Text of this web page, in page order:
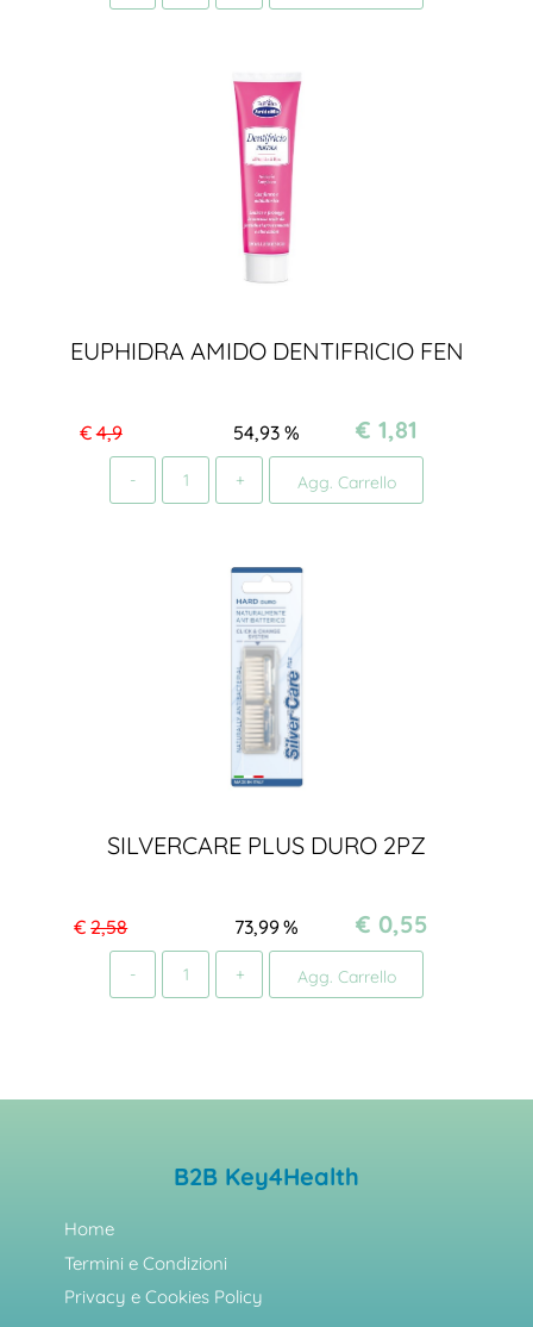
EUPHIDRA AMIDO DENTIFRICIO FEN
€4,9 %
54,93 € 1,81
Agg. Carrello
SILVERCARE PLUS DURO 2PZ
€ 2,58 %
73,99 € 0,55
Agg. Carrello
B2B Key4Health
Home
Termini e Condizioni
Privacy e Cookies Policy